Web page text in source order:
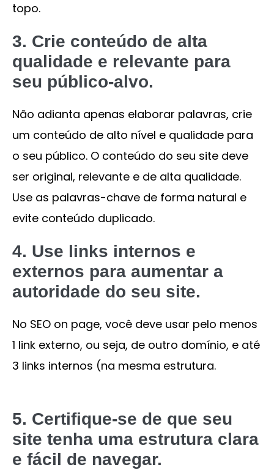
topo.
3. Crie conteúdo de alta
qualidade e relevante para
seu público-alvo.
Não adianta apenas elaborar palavras, crie
um conteúdo de alto nível e qualidade para
o seu público. O conteúdo do seu site deve
ser original, relevante e de alta qualidade.
Use as palavras-chave de forma natural e
evite conteúdo duplicado.
4. Use links internos e
externos para aumentar a
autoridade do seu site.
No SEO on page, você deve usar pelo menos
1 link externo, ou seja, de outro domínio, e até
3 links internos (na mesma estrutura.
5. Certifique-se de que seu
site tenha uma estrutura clara
e fácil de navegar.